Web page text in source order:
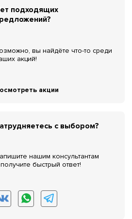
подходящих
вы найдёте что-то среди
акций!
акции
с выбором?
нашим консультантам
быстрый ответ!